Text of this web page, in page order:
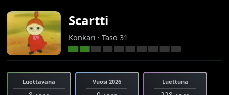
Scartti
Konkari · Taso 31
Luettavana Vuosi 2026 Luettuna